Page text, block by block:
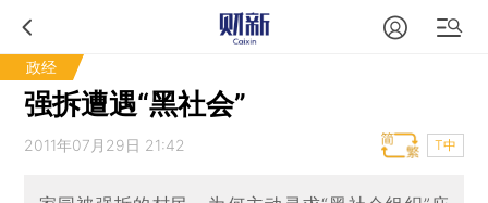
政经
强拆遭遇“黑社会”
2011年07月29日 21:42 T中